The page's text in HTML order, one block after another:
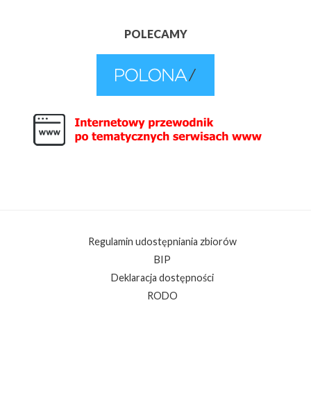
POLECAMY
Regulamin udostępniania zbiorów
BIP
Deklaracja dostępności
RODO